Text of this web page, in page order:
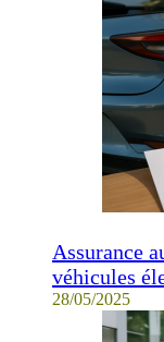
Assurance
véhicules
28/05/2025